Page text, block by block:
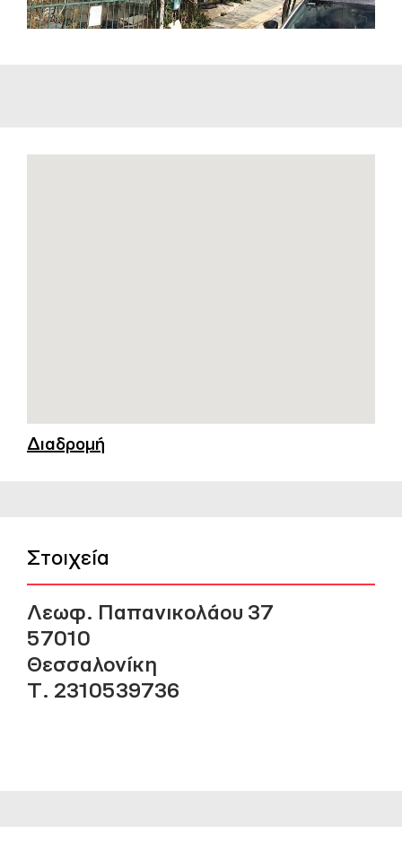
Διαδρομή
Στοιχεία
Λεωφ. Παπανικολάου 37
57010
Θεσσαλονίκη
Τ. 2310539736